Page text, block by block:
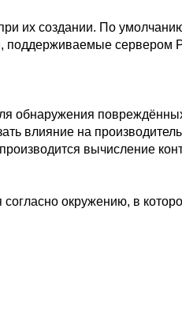
их создании. По
поддерживаемые сервером
обнаружения
влияние на
вычисление
окружению, в